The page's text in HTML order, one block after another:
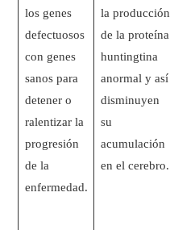
los genes
defectuosos
con genes
sanos para
detener o
ralentizar la
progresión
de la
enfermedad.
la producción
de la proteína
huntingtina
anormal y así
disminuyen
su
acumulación
en el cerebro.